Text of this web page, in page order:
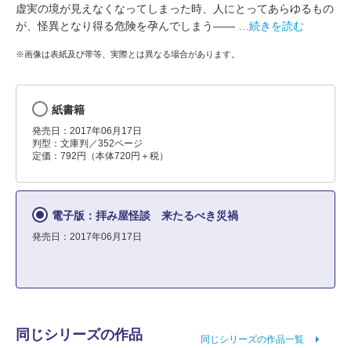
虚実の境が見えなくなってしまった時、人にとってあらゆるもの
が、怪異となり得る危険を孕んでしまう――
…続きを読む
※画像は表紙及び帯等、実際とは異なる場合があります。
紙書籍
発売日：2017年06月17日
判型：文庫判／352ページ
定価：792円（本体720円＋税）
電子版：拝み屋怪談 来たるべき災禍
発売日：2017年06月17日
同じシリーズの作品 同じシリーズの作品一覧